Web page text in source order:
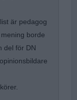
är pedagog
borde
del för DN